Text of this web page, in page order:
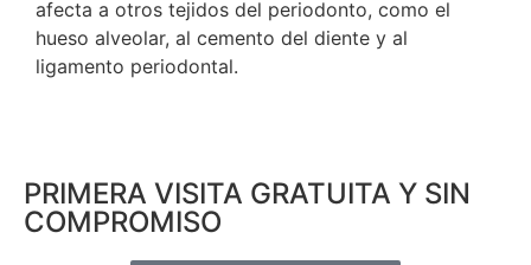
afecta a otros tejidos del periodonto, como el
hueso alveolar, al cemento del diente y al
ligamento periodontal.
PRIMERA VISITA GRATUITA Y SIN
COMPROMISO